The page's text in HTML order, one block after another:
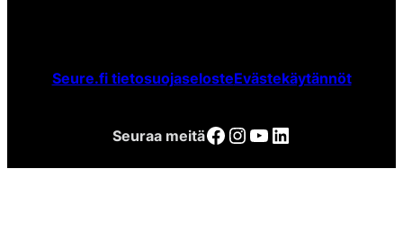
Seure.fi tietosuojaselosteEvästekäytännöt
Seuraa meitäFacebook Instagram YouTube LinkedIn